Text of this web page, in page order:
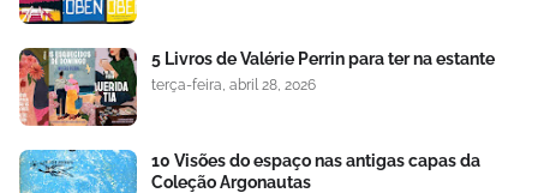
5 Livros de Valérie Perrin para ter na estante
terça-feira, abril 28, 2026
10 Visões do espaço nas antigas capas da
Coleção Argonautas